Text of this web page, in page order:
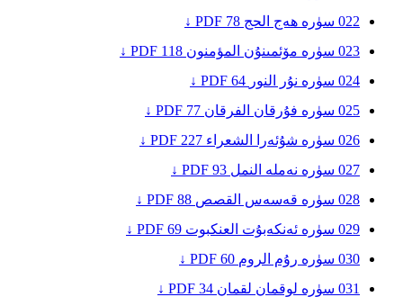
022 سۈرە ھەج الحج 78
PDF ↓
023 سۈرە مۆئمىنۇن المؤمنون 118
PDF ↓
024 سۈرە نۇر النور 64
PDF ↓
025 سۈرە فۇرقان الفرقان 77
PDF ↓
026 سۈرە شۇئەرا الشعراء 227
PDF ↓
027 سۈرە نەملە النمل 93
PDF ↓
028 سۈرە قەسەس القصص 88
PDF ↓
029 سۈرە ئەنكەبۇت العنكبوت 69
PDF ↓
030 سۈرە رۇم الروم 60
PDF ↓
031 سۈرە لوقمان لقمان 34
PDF ↓